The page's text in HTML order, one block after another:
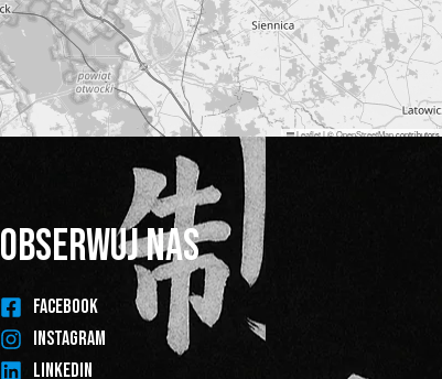
Leaflet|©OpenStreetMapcontributors
OBSERWUJ NAS
FACEBOOK
INSTAGRAM
LINKEDIN